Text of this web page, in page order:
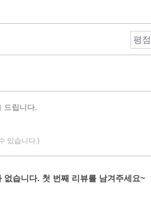
드립니다.
있습니다.)
없습니다. 첫 번째 리뷰를 남겨주세요~